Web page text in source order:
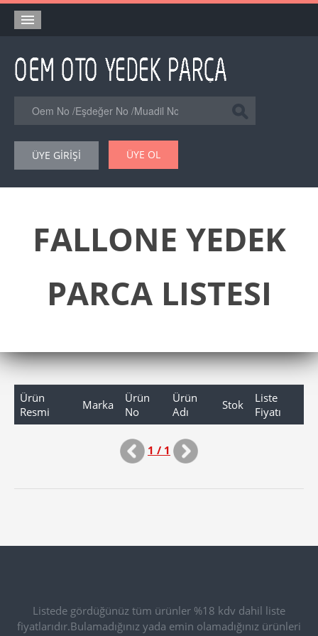
Orjinal Yedek Parça
Eşdeğer Muadil Yedek Parça
Şase Numarası VIN Yedekparça Sorgulama
Hakkımızda
Forum
ÜYE GİRİŞİ ÜYE OL
FALLONE YEDEK
PARCA LISTESI
Ürün
Resmi
Marka
Ürün
No
Ürün
Adı
Stok
Liste
Fiyatı
1 / 1
Listede gördüğünüz tüm ürünler %18 kdv dahil liste
fiyatlarıdır.Bulamadığınız yada emin olamadığınız ürünleri